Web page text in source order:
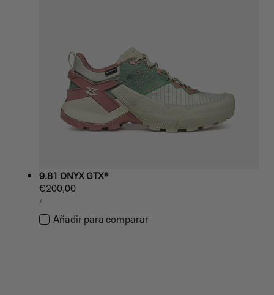
9.81 ONYX GTX®
Precio
habitual
€200,00
PRECIO
UNITARIO
/POR
Añadir para comparar